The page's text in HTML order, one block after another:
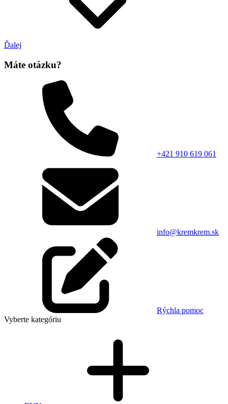
Ďalej
Máte otázku?
+421 910 619 061
info@kremkrem.sk
Rýchla pomoc
Vyberte kategóriu